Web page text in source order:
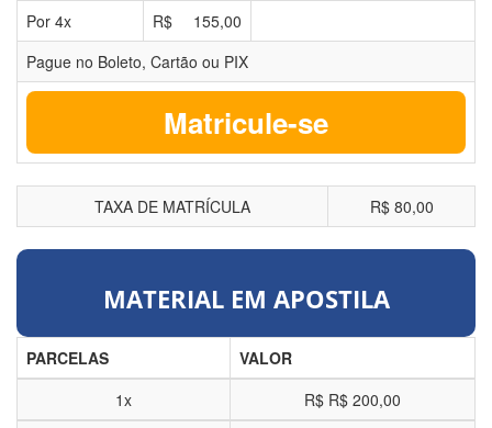
Por 4x R$
155,00
Pague no Boleto, Cartão ou PIX
Matricule-se
TAXA DE MATRÍCULA R$ 80,00
MATERIAL EM APOSTILA
PARCELAS
VALOR
1x
R$ R$ 200,00